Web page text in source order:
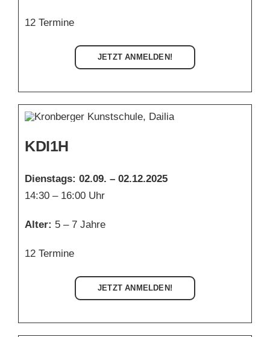
12 Termine
JETZT ANMELDEN!
KDI1H
Dienstags: 02.09. – 02.12.2025
14:30 – 16:00 Uhr
Alter: 5 – 7 Jahre
12 Termine
JETZT ANMELDEN!